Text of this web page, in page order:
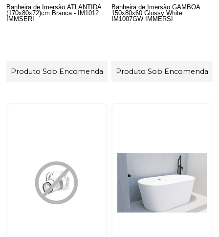
Banheira de Imersão ATLANTIDA
(170x80x72)cm Branca - IM1012
IMMSERI
Produto Sob Encomenda
Banheira de Imersão GAMBOA
150x80x60 Glossy White
IM1007GW IMMERSI
Produto Sob Encomenda